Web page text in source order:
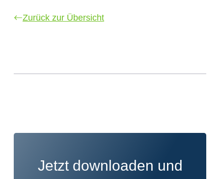
Zurück zur Übersicht
Jetzt downloaden und